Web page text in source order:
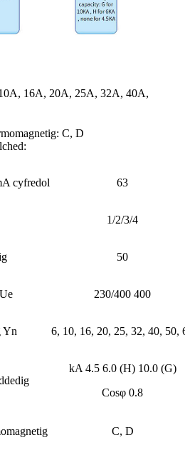
16A, 20A, 25A, 32A, 40A,
C, D
cyfredol 63
1/2/3/4
50
230/400 400
Yn 6, 10, 16, 20, 25, 32, 40, 50,
kA 4.5 6.0 (H) 10.0 (G)
Cosφ 0.8
C, D